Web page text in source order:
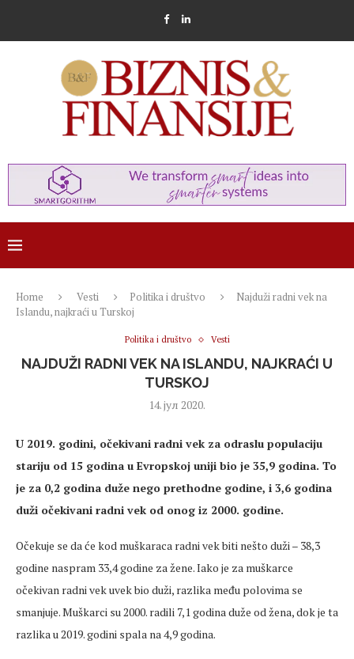
Home Vesti Politika i društvo
Najduži radni vek na
Islandu, najkraći u Turskoj
Politika i društvo Vesti
NAJDUŽI RADNI VEK NA ISLANDU, NAJKRAĆI U
TURSKOJ
14. јул 2020.
U 2019. godini, očekivani radni vek za odraslu populaciju
stariju od 15 godina u Evropskoj uniji bio je 35,9 godina. To
je za 0,2 godina duže nego prethodne godine, i 3,6 godina
duži očekivani radni vek od onog iz 2000. godine.
Očekuje se da će kod muškaraca radni vek biti nešto duži – 38,3
godine naspram 33,4 godine za žene. Iako je za muškarce
očekivan radni vek uvek bio duži, razlika među polovima se
smanjuje. Muškarci su 2000. radili 7,1 godina duže od žena, dok je ta
razlika u 2019. godini spala na 4,9 godina.